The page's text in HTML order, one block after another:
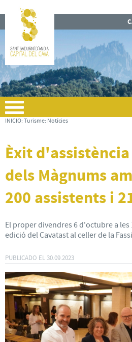
INICIO: Turisme: Notícies
Èxit
dels Màgnums
200 assistents i
El proper divendres 6 d'octubre a
edició del Cavatast al celler de la
PUBLICADO EL30.09.2023